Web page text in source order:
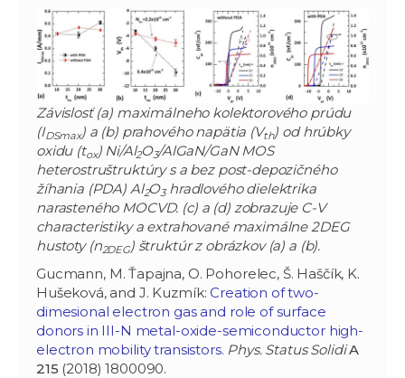
Závislosť (a) maximálneho kolektorového prúdu
(IDSmax) a (b) prahového napätia (Vth) od hrúbky
oxidu (tox) Ni/Al2O3/AlGaN/GaN MOS
heterostruštruktúry s a bez post-depozičného
žíhania (PDA) Al2O3hradlového dielektrika
narasteného MOCVD. (c) a (d) zobrazuje C-V
characteristiky a extrahované maximálne 2DEG
hustoty (n2DEG) štruktúr z obrázkov (a) a (b).
Gucmann, M. Ťapajna, O. Pohorelec, Š. Haščík, K.
Hušeková, and J. Kuzmík: Creation of two-
dimesional electron gas and role of surface
donors in III-N metal-oxide-semiconductor high-
electron mobility transistors. Phys. Status Solidi A
215 (2018) 1800090.